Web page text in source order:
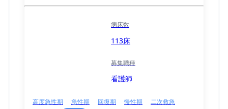
病床数
113床
募集職種
看護師
高度急性期 急性期 回復期 慢性期
二次救急